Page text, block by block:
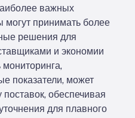
важных
могут принимать более
решения для
и экономии
показатели, может
обеспечивая
для плавного